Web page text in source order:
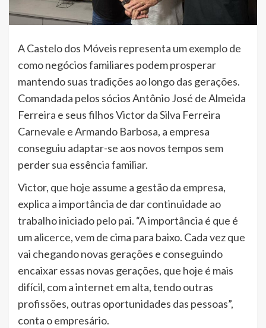
A Castelo dos Móveis representa um exemplo de
como negócios familiares podem prosperar
mantendo suas tradições ao longo das gerações.
Comandada pelos sócios Antônio José de Almeida
Ferreira e seus filhos Victor da Silva Ferreira
Carnevale e Armando Barbosa, a empresa
conseguiu adaptar-se aos novos tempos sem
perder sua essência familiar.
Victor, que hoje assume a gestão da empresa,
explica a importância de dar continuidade ao
trabalho iniciado pelo pai. “A importância é que é
um alicerce, vem de cima para baixo. Cada vez que
vai chegando novas gerações e conseguindo
encaixar essas novas gerações, que hoje é mais
difícil, com a internet em alta, tendo outras
profissões, outras oportunidades das pessoas”,
conta o empresário.